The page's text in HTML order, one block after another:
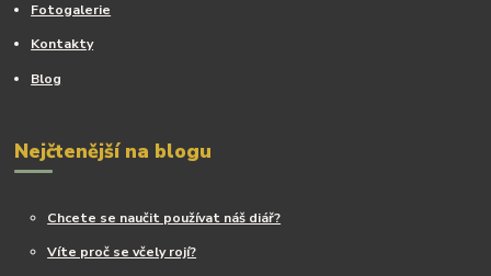
Fotogalerie
Kontakty
Blog
Nejčtenější na blogu
Chcete se naučit používat náš diář?
Víte proč se včely rojí?